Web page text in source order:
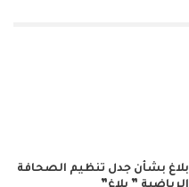
بلاغ بشأن جدل تنظيم الصحافة